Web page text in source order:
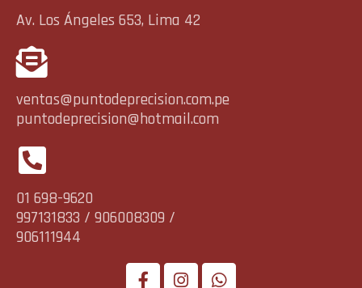
Av. Los Ángeles 653, Lima 42
ventas@puntodeprecision.com.pe
puntodeprecision@hotmail.com
01 698-9620
997131833 / 906008309 /
906111944